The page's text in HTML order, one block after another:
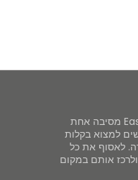
הקמנו את Easy Offices מסיבה אחת
למצוא בקלות
לאסוף את כל
אותם במקום